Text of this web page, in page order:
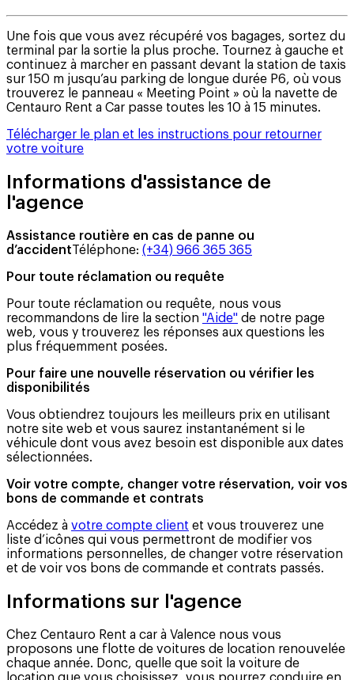
Une fois que vous avez récupéré vos bagages, sortez du
terminal par la sortie la plus proche. Tournez à gauche et
continuez à marcher en passant devant la station de taxis
sur 150 m jusqu’au parking de longue durée P6, où vous
trouverez le panneau « Meeting Point » où la navette de
Centauro Rent a Car passe toutes les 10 à 15 minutes.
Télécharger le plan et les instructions pour retourner
votre voiture
Informations d'assistance de
l'agence
Assistance routière en cas de panne ou
d’accidentTéléphone: (+34) 966 365 365
Pour toute réclamation ou requête
Pour toute réclamation ou requête, nous vous
recommandons de lire la section "Aide" de notre page
web, vous y trouverez les réponses aux questions les
plus fréquemment posées.
Pour faire une nouvelle réservation ou vérifier les
disponibilités
Vous obtiendrez toujours les meilleurs prix en utilisant
notre site web et vous saurez instantanément si le
véhicule dont vous avez besoin est disponible aux dates
sélectionnées.
Voir votre compte, changer votre réservation, voir vos
bons de commande et contrats
Accédez à votre compte client et vous trouverez une
liste d’icônes qui vous permettront de modifier vos
informations personnelles, de changer votre réservation
et de voir vos bons de commande et contrats passés.
Informations sur l'agence
Chez Centauro Rent a car à Valence nous vous
proposons une flotte de voitures de location renouvelée
chaque année. Donc, quelle que soit la voiture de
location que vous choisissez, vous pourrez conduire en